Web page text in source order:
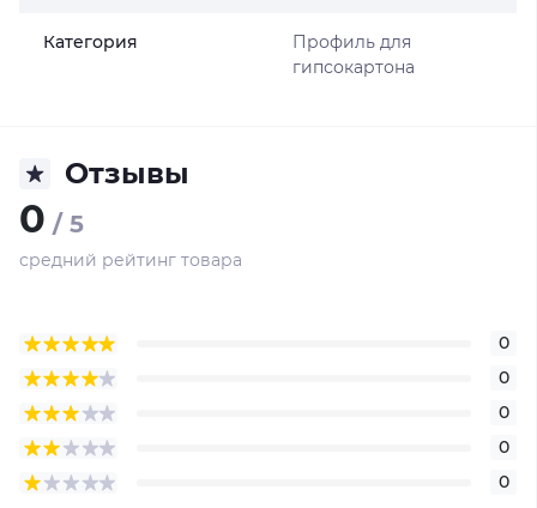
Категория
Профиль для
гипсокартона
Отзывы
0 / 5
средний рейтинг товара
0
0
0
0
0